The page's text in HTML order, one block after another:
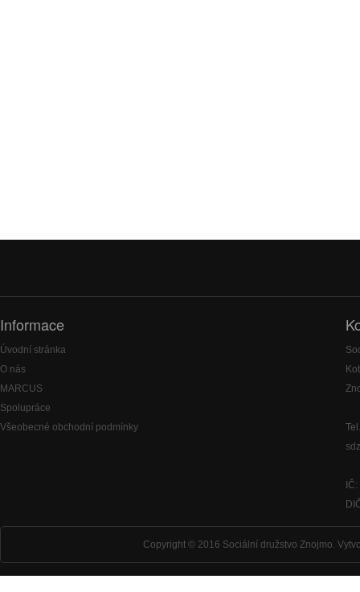
Informace
Úvodní stránka
O nás
MARCUS
Spolupráce
Všeobecné obchodní podmínky
Copyright © 2016 Sociální družstvo Znojmo.